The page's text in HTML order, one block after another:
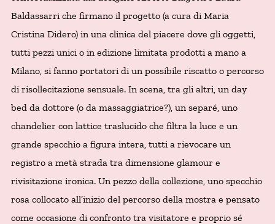
Baldassarri che firmano il progetto (a cura di Maria
Cristina Didero) in una clinica del piacere dove gli oggetti,
tutti pezzi unici o in edizione limitata prodotti a mano a
Milano, si fanno portatori di un possibile riscatto o percorso
di risollecitazione sensuale. In scena, tra gli altri, un day
bed da dottore (o da massaggiatrice?), un separé, uno
chandelier con lattice traslucido che filtra la luce e un
grande specchio a figura intera, tutti a rievocare un
registro a metà strada tra dimensione glamour e
rivisitazione ironica. Un pezzo della collezione, uno specchio
rosa collocato all’inizio del percorso della mostra e pensato
come occasione di confronto tra visitatore e proprio sé